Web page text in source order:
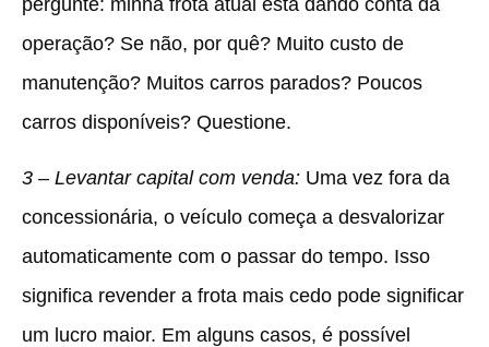
pergunte: minha frota atual está dando conta da
operação? Se não, por quê? Muito custo de
manutenção? Muitos carros parados? Poucos
carros disponíveis? Questione.
3 – Levantar capital com venda: Uma vez fora da
concessionária, o veículo começa a desvalorizar
automaticamente com o passar do tempo. Isso
significa revender a frota mais cedo pode significar
um lucro maior. Em alguns casos, é possível